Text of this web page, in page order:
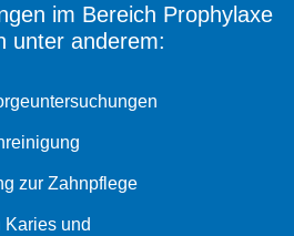
im Bereich Prophylaxe
unter anderem:
zur Zahnpflege
Karies und